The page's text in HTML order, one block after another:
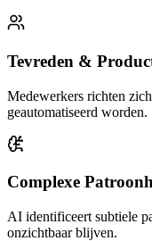
Tevreden &
Medewerkers richten
geautomatiseerd worden.
Complexe
AI identificeert subtiele
onzichtbaar blijven.